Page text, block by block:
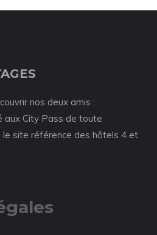
nos deux amis :
aux City Pass de toute
le site référence des hôtels 4 et